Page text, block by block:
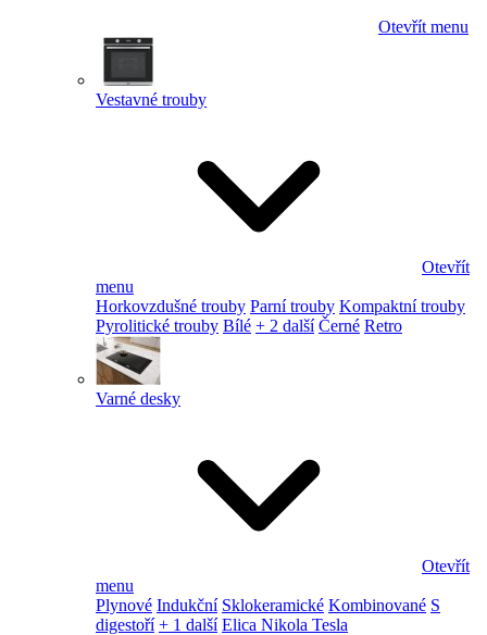
Otevřít menu
Vestavné trouby
Otevřít
menu
Horkovzdušné trouby Parní trouby Kompaktní trouby
Pyrolitické trouby Bílé + 2 další Černé Retro
Varné desky
Otevřít
menu
Plynové Indukční Sklokeramické Kombinované S
digestoří + 1 další Elica Nikola Tesla